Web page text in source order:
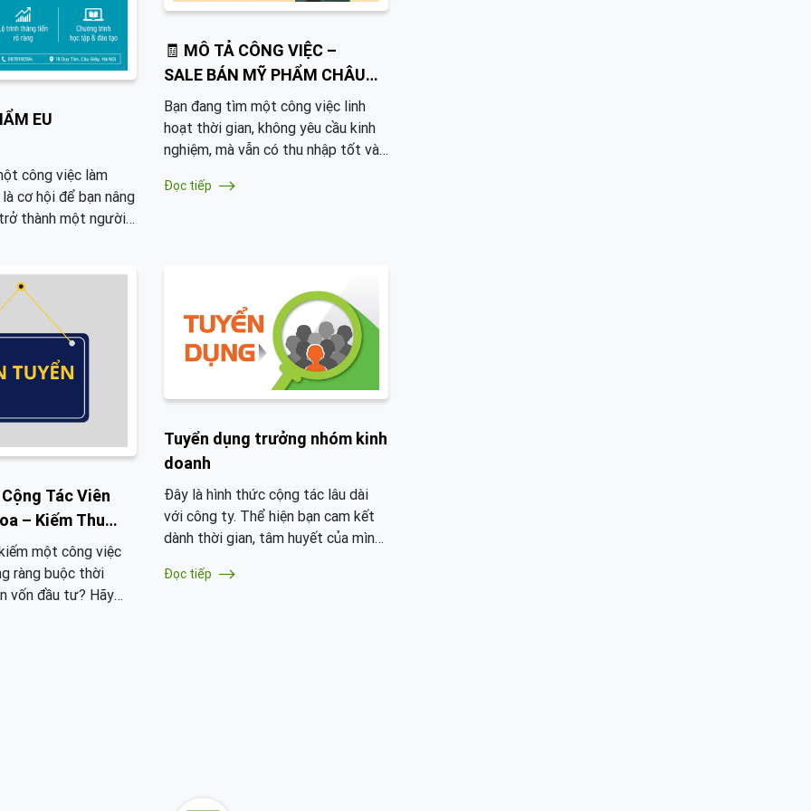
EU
công việc làm
cơ hội để bạn nâng
thành một người
LÝ, TRƯỞNG
ĐỐC CẤP CAO cho
lớn sau này. Nếu
nhà khởi nghiệp
việc giúp bạn tích
các kỹ năng cần
hội nhé.
🧾 MÔ TẢ CÔNG VIỆC –
SALE BÁN MỸ PHẨM CHÂU
ÂU
Bạn đang tìm một công việc linh
hoạt thời gian, không yêu cầu kinh
nghiệm, mà vẫn có thu nhập tốt và
online Mỹ phẩm Châu Âu chính là
Đọc tiếp
Tác Viên
– Kiếm Thu
20 Triệu/Tháng
một công việc
ràng buộc thời
vốn đầu tư? Hãy
tôi ngay hôm
Tuyển dụng trưởng nhóm kinh
doanh
Đây là hình thức cộng tác lâu dài
với công ty. Thể hiện bạn cam kết
dành thời gian, tâm huyết của mình
mỗi thị trường cũng như cam kết
Đọc tiếp